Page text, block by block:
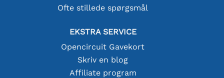
Ofte stillede spørgsmål
EKSTRA SERVICE
Opencircuit Gavekort
Skriv en blog
Affiliate program